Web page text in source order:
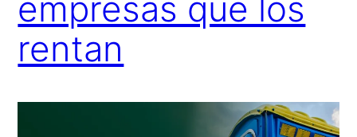
empresas que los
rentan